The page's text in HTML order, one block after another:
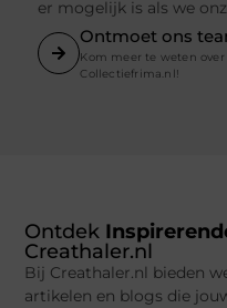
er mogelijk is als we
Ontmoet ons
Kom meer te weten
Collectiefrima.nl!
Ontdek
Creathaler.nl
Bij Creathaler.nl bieden
artikelen en blogs die